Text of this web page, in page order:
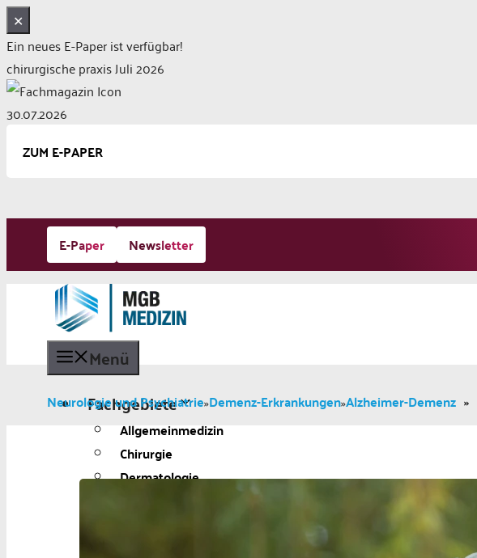
✕
Ein neues E-Paper ist verfügbar!
chirurgische praxis Juli 2026
30.07.2026
ZUM E-PAPER
springen
E-Paper Newsletter
Menü
Fachgebiete
Allgemeinmedizin
Chirurgie
Dermatologie
Neurologie und Psychiatrie»Demenz-Erkrankungen»Alzheimer-Demenz »